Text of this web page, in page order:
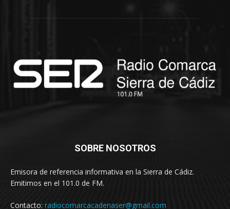
SOBRE NOSOTROS
Emisora de referencia informativa en la Sierra de Cádiz.
Emitimos en el 101.0 de FM.
Contacto: radiocomarcacadenaser@gmail.com